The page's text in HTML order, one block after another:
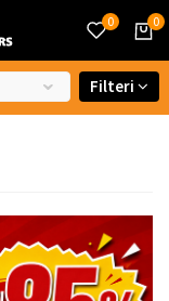
0
0
Filteri